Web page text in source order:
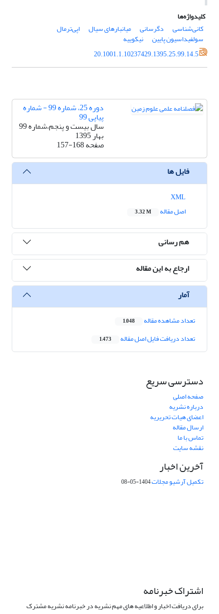
کلیدواژه‌ها
کانی‌شناسی
دگرسانی میانبارهای سیال اپی‌ترمال
سولفیداسیون پایین
نیکوییه
20.1001.1.10237429.1395.25.99.14.5
دوره 25، شماره 99 - شماره
پیاپی 99
سال بیست و پنجم،شماره 99
بهار 1395
صفحه157-168
فایل ها
اصل مقاله
3.32 M
هم رسانی
ارجاع به این مقاله
آمار
تعداد مشاهده مقاله 1,048
تعداد دریافت فایل اصل مقاله 1,473
دسترسی سریع
صفحه اصلی
درباره نشریه
اعضای هیات تحریریه
ارسال مقاله
تماس با ما
نقشه سایت
آخرین اخبار
تکمیل آرشیو مجلات1404-05-08
اشتراک خبرنامه
برای دریافت اخبار و اطلاعیه های مهم نشریه در خبرنامه نشریه مشترک